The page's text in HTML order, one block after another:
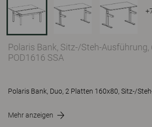
Polaris Bank, Sitz-/Steh-
POD1616 SSA
Polaris Bank, Duo, 2 Platten 160x80, Sitz-/
Mehr anzeigen